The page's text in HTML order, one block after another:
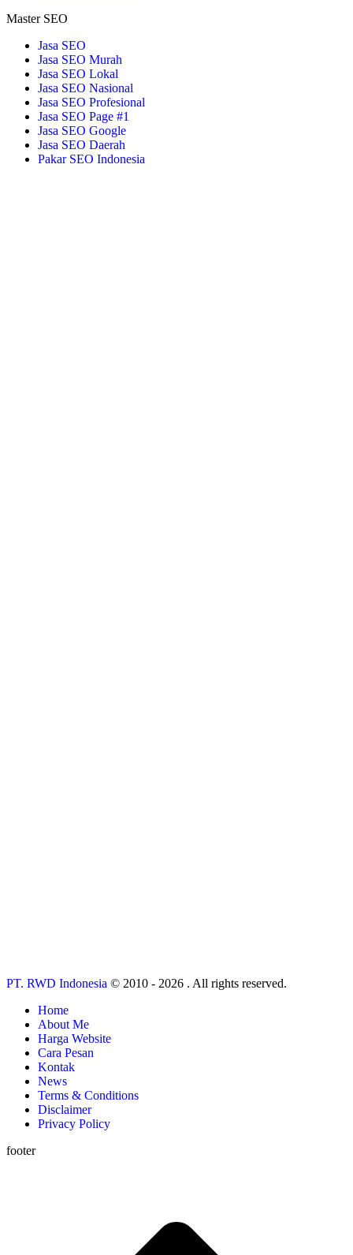
Master SEO
Jasa SEO
Jasa SEO Murah
Jasa SEO Lokal
Jasa SEO Nasional
Jasa SEO Profesional
Jasa SEO Page #1
Jasa SEO Google
Jasa SEO Daerah
Pakar SEO Indonesia
PT. RWD Indonesia © 2010 - 2026 . All rights reserved.
Home
About Me
Harga Website
Cara Pesan
Kontak
News
Terms & Conditions
Disclaimer
Privacy Policy
footer